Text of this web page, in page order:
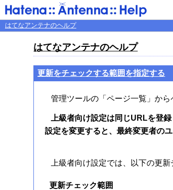
はてなアンテナのヘルプ
はてなアンテナのヘルプ
更新をチェックする範囲を指定する
管理ツールの「ページ一覧」か
上級者向け設定は同じURLを登
設定を変更すると、最終変更者の
上級者向け設定では、以下の更
更新チェック範囲